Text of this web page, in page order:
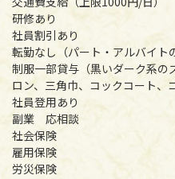
研修あり
社員割引あり
転勤なし（パート・アルバイト
制服一部貸与（黒いダーク系の
ロン、三角巾、コックコート、
社員登用あり
副業 応相談
社会保険
雇用保険
労災保険